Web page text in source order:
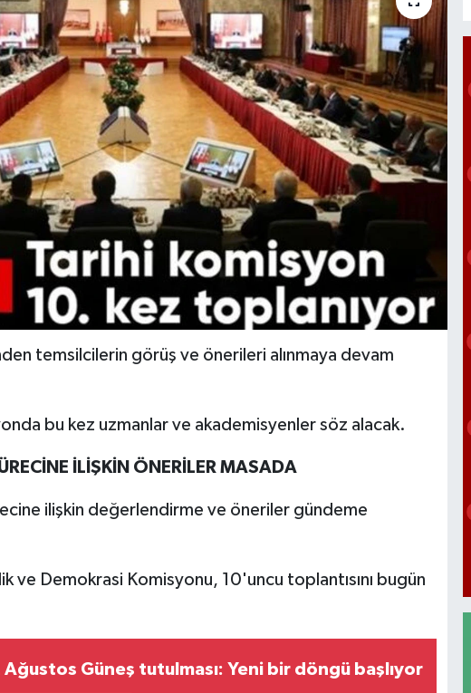
temsilcilerin görüş ve önerileri alınmaya devam
bu kez uzmanlar ve akademisyenler söz alacak.
İLİŞKİN ÖNERİLER MASADA
ilişkin değerlendirme ve öneriler gündeme
ve Demokrasi Komisyonu, 10'uncu toplantısını bugün
Ağustos Güneş tutulması: Yeni bir döngü başlıyor